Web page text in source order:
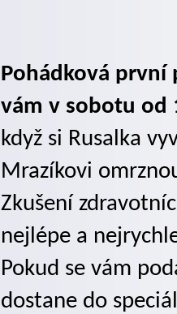
Pohádková první
vám v sobotu od
když si Rusalka
Mrazíkovi
Zkušení
nejlépe a
Pokud se vám
dostane do